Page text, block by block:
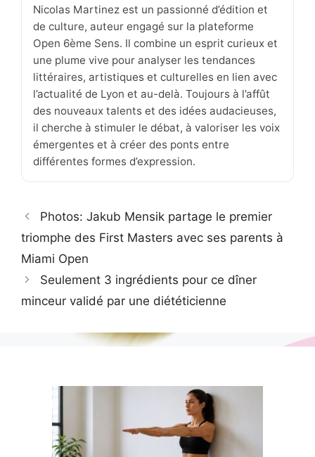
Nicolas Martinez est un passionné d’édition et
de culture, auteur engagé sur la plateforme
Open 6ème Sens. Il combine un esprit curieux et
une plume vive pour analyser les tendances
littéraires, artistiques et culturelles en lien avec
l’actualité de Lyon et au-delà. Toujours à l’affût
des nouveaux talents et des idées audacieuses,
il cherche à stimuler le débat, à valoriser les voix
émergentes et à créer des ponts entre
différentes formes d’expression.
Photos: Jakub Mensik partage le premier
triomphe des First Masters avec ses parents à
Miami Open
Seulement 3 ingrédients pour ce dîner
minceur validé par une diététicienne